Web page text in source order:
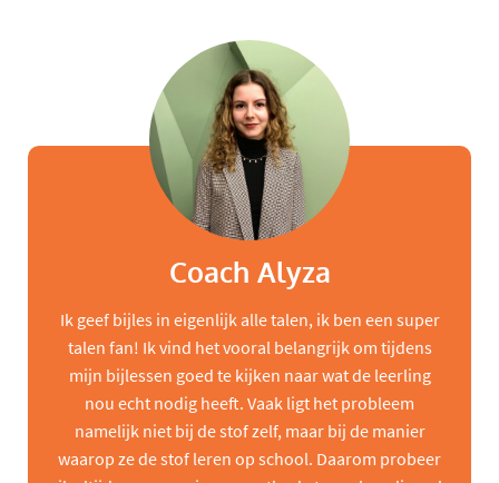
Coach Alyza
Ik geef bijles in eigenlijk alle talen, ik ben een super
talen fan! Ik vind het vooral belangrijk om tijdens
mijn bijlessen goed te kijken naar wat de leerling
nou echt nodig heeft. Vaak ligt het probleem
namelijk niet bij de stof zelf, maar bij de manier
waarop ze de stof leren op school. Daarom probeer